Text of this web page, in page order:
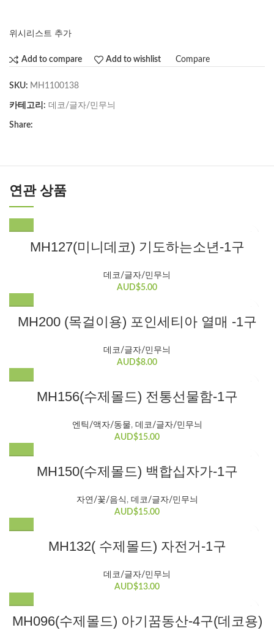
위시리스트 추가
Add to compare Add to wishlist Compare
SKU: MH1100138
카테고리: 데코/글자/민무늬
Share:
연관 상품
MH127(미니데코) 기도하는소년-1구
데코/글자/민무늬
AUD$5.00
MH200 (목걸이용) 포인세티아 열매 -1구
데코/글자/민무늬
AUD$8.00
MH156(수제몰드) 전통선물함-1구
엔틱/액자/동물, 데코/글자/민무늬
AUD$15.00
MH150(수제몰드) 백합십자가-1구
자연/꽃/음식 , 데코/글자/민무늬
AUD$15.00
MH132( 수제몰드) 자전거-1구
데코/글자/민무늬
AUD$13.00
MH096(수제몰드) 아기꿈동산-4구(데코용)